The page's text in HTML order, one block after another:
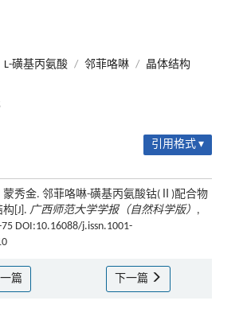
L-磺基丙氨酸 / 邻菲咯啉 / 晶体结构
引用格式 ▾
蒙秀金. 邻菲咯啉-磺基丙氨酸钴(Ⅱ)配合物
[J]. 广西师范大学学报（自然科学版） ,
DOI:10.16088/j.issn.1001-
一篇 下一篇